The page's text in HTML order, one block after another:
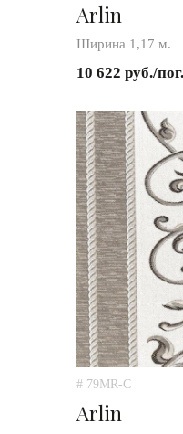
Arlin
Ширина 1,17 м.
10 622 руб./
# 79MR-C
Arlin